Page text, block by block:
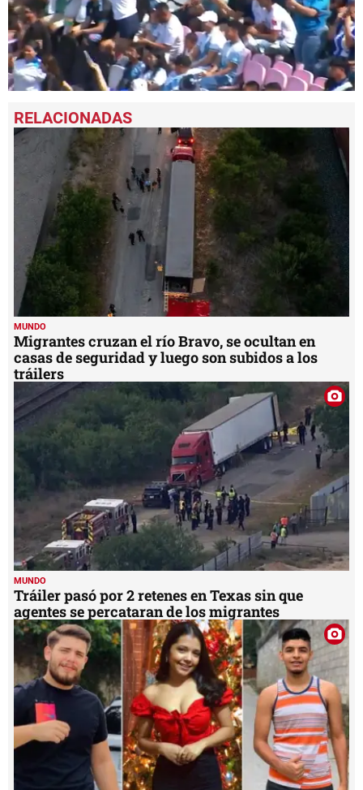
seconds
of
33
seconds
MUNDO
Migrantes cruzan el río Bravo, se ocultan en
casas de seguridad y luego son subidos a los
tráilers
MUNDO
Tráiler pasó por 2 retenes en Texas sin que
agentes se percataran de los migrantes